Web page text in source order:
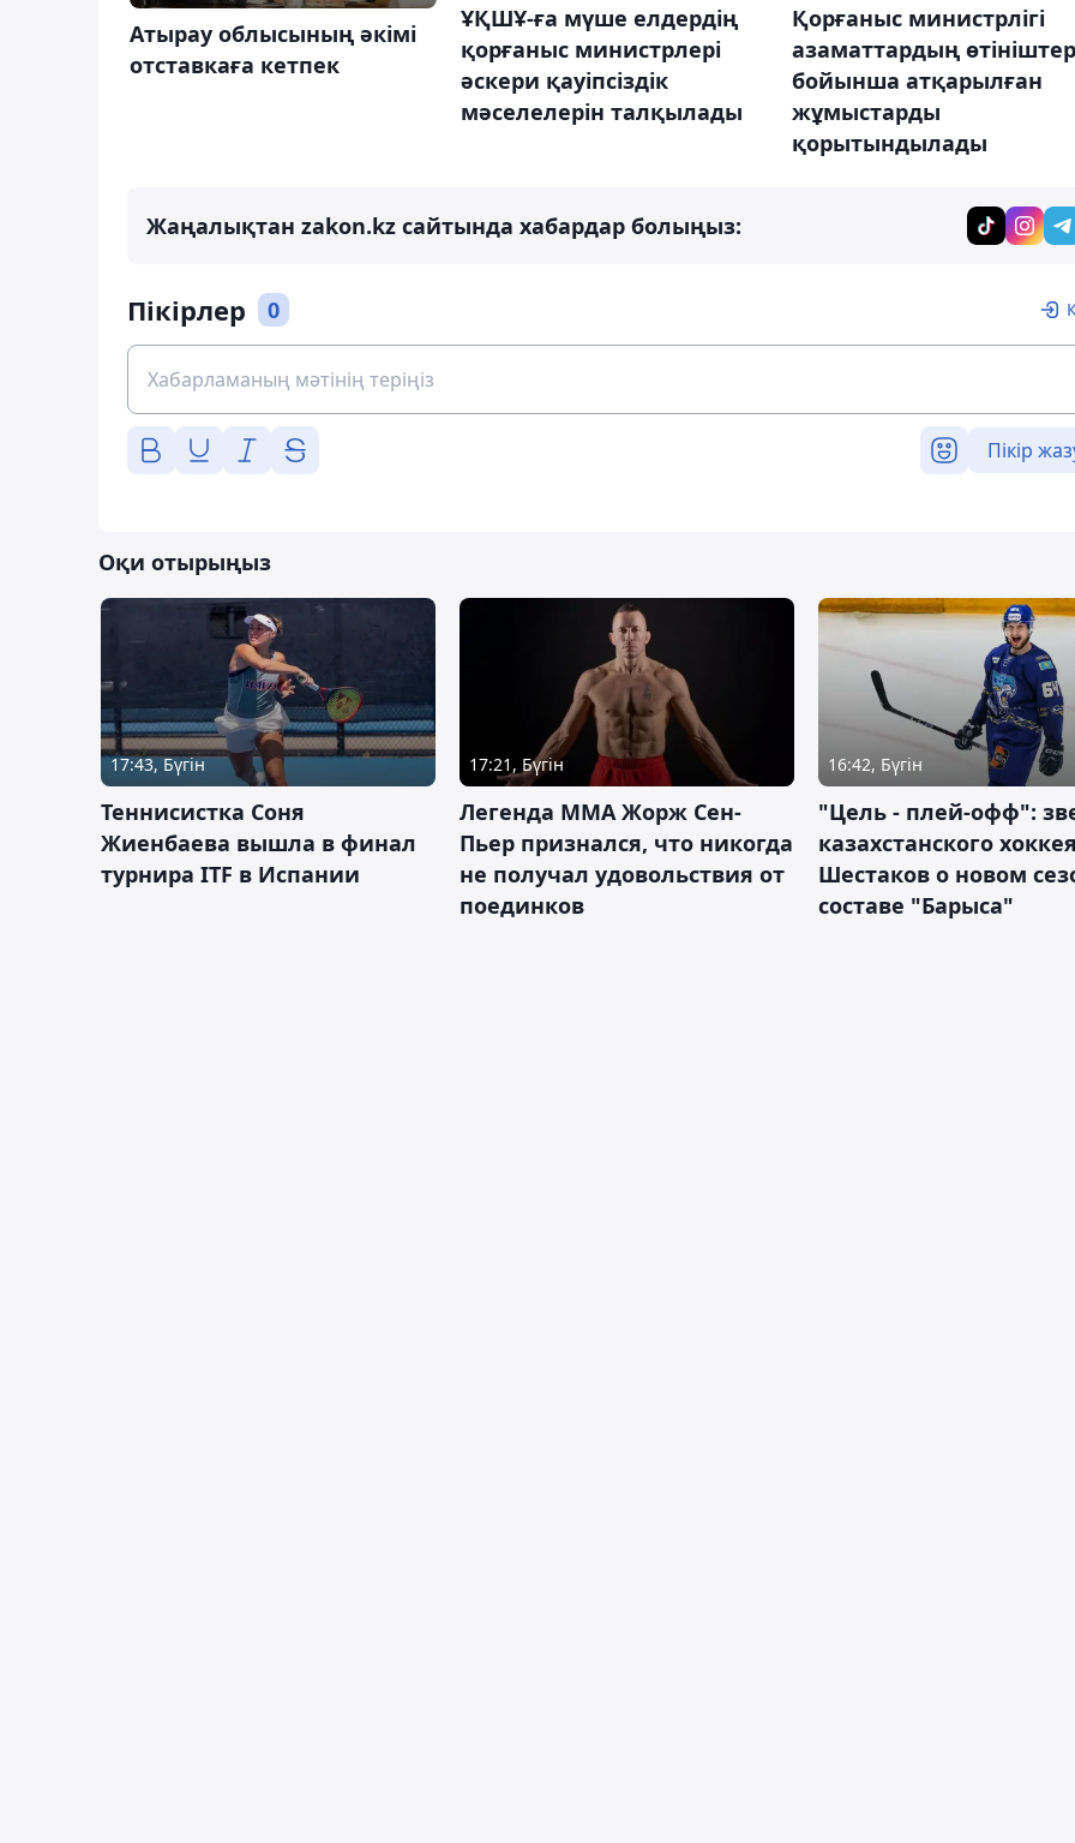
Атырау облысының әкімі
отставкаға кетпек
ҰҚШҰ-ға мүше елдердің
қорғаныс министрлері
әскери қауіпсіздік
мәселелерін талқылады
Қорғаныс министрлігі
азаматтардың
бойынша атқарылған
жұмыстарды
қорытындылады
Жаңалықтан zakon.kz сайтында хабардар болыңыз:
Пікірлер 0
Пікір
Оқи отырыңыз
17:43, Бүгін
Теннисистка Соня
Жиенбаева вышла в финал
турнира ITF в Испании
17:21, Бүгін
Легенда ММА Жорж Сен-
Пьер признался, что никогда
не получал удовольствия от
поединков
16:42, Бүгін
"Цель - плей-офф":
казахстанского
Шестаков о новом
составе "Барыса"